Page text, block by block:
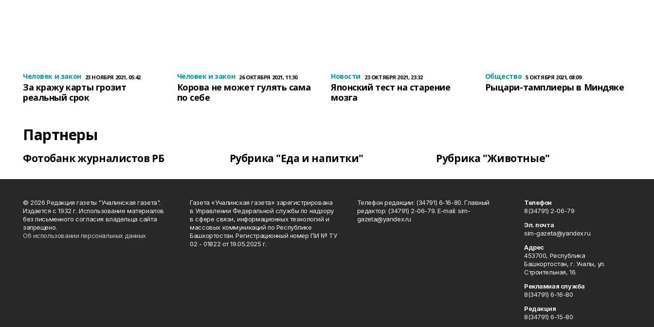
Человек и закон 23 НОЯБРЯ 2021, 05:42
За кражу карты грозит
реальный срок
Человек и закон 26 ОКТЯБРЯ 2021, 11:30
Корова не может гулять сама
по себе
Новости 23 ОКТЯБРЯ 2021, 23:32
Японский тест на старение
мозга
Общество 5 ОКТЯБРЯ 2021, 08:09
Рыцари-тамплиеры в Миндяке
Партнеры
Фотобанк журналистов РБ Рубрика "Еда и напитки" Рубрика "Животные"
© 2026 Редакция газеты "Учалинская газета".
Издается с 1932 г. Использование материалов
без письменного согласия владельца сайта
запрещено.
Об использовании персональных данных
Газета «Учалинская газета» зарегистрирована
в Управлении Федеральной службы по надзору
в сфере связи, информационных технологий и
массовых коммуникаций по Республике
Башкортостан. Регистрационный номер ПИ № ТУ
02 - 01822 от 19.05.2025 г.
Телефон редакции: (34791) 6-16-80. Главный
редактор: (34791) 2-06-79. Е-mаil: sim-
gazeta@yandex.ru
Телефон
8(34791) 2-06-79
Эл. почта
sim-gazeta@yandex.ru
Адрес
453700, Республика
Башкортостан, г. Учалы, ул.
Строительная, 16.
Рекламная служба
8(34791) 6-16-80
Редакция
8(34791) 6-15-80